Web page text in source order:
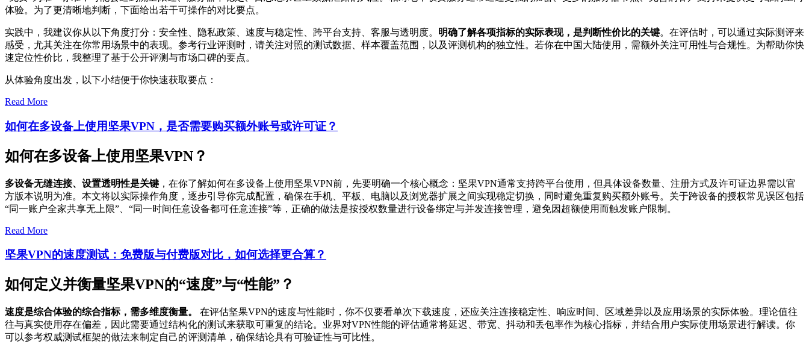
体验。为了更清晰地判断，下面给出若干可操作的对比要点。
实践中，我建议你从以下角度打分：安全性、隐私政策、速度与稳定性、跨平台支持、客服与透明度。 明确了解各项指标的实际表现，是判断性价比的关键。在评估时，可以通过实际测评来
感受，尤其关注在你常用场景中的表现。参考行业评测时，请关注对照的测试数据、样本覆盖范围，以及评测机构的独立性。若你在中国大陆使用，需额外关注可用性与合规性。为帮助你快
速定位性价比，我整理了基于公开评测与市场口碑的要点。
从体验角度出发，以下小结便于你快速获取要点：
Read More
如何在多设备上使用坚果VPN，是否需要购买额外账号或许可证？
如何在多设备上使用坚果VPN？
多设备无缝连接、设置透明性是关键 ，在你了解如何在多设备上使用坚果VPN前，先要明确一个核心概念：坚果VPN通常支持跨平台使用，但具体设备数量、注册方式及许可证边界需以官
方版本说明为准。本文将以实际操作角度，逐步引导你完成配置，确保在手机、平板、电脑以及浏览器扩展之间实现稳定切换，同时避免重复购买额外账号。关于跨设备的授权常见误区包括
“同一账户全家共享无上限”、“同一时间任意设备都可任意连接”等，正确的做法是按授权数量进行设备绑定与并发连接管理，避免因超额使用而触发账户限制。
Read More
坚果VPN的速度测试：免费版与付费版对比，如何选择更合算？
如何定义并衡量坚果VPN的“速度”与“性能”？
速度是综合体验的综合指标，需多维度衡量。
在评估坚果VPN的速度与性能时，你不仅要看单次下载速度，还应关注连接稳定性、响应时间、区域差异以及应用场景的实际体验。理论值往
往与真实使用存在偏差，因此需要通过结构化的测试来获取可重复的结论。业界对VPN性能的评估通常将延迟、带宽、抖动和丢包率作为核心指标，并结合用户实际使用场景进行解读。你
可以参考权威测试框架的做法来制定自己的评测清单，确保结论具有可验证性与可比性。